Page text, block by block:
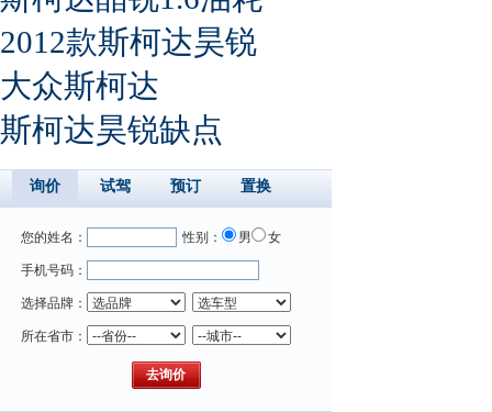
2012款斯柯达昊锐
大众斯柯达
斯柯达昊锐缺点
询价 试驾 预订 置换
您的姓名： 性别： 男 女
手机号码：
选择品牌：
所在省市：